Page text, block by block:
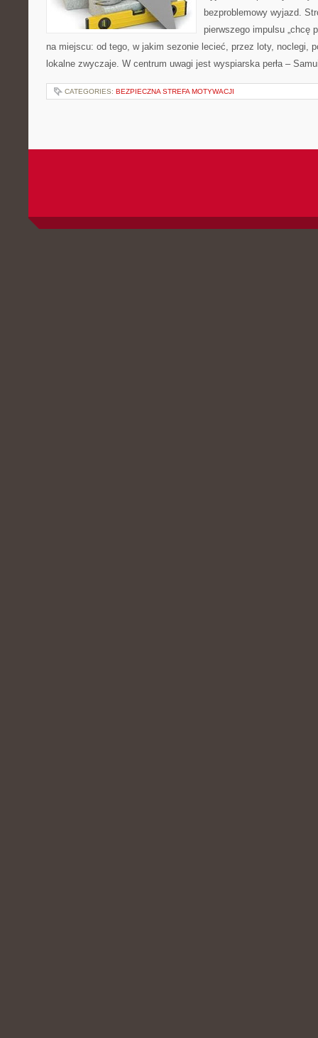
bezproblemowy wyjazd.
pierwszego impulsu „chcę
na miejscu: od tego, w jakim sezonie lecieć, przez loty, noclegi,
lokalne zwyczaje. W centrum uwagi jest wyspiarska perła –
CATEGORIES: BEZPIECZNA STREFA MOTYWACJI